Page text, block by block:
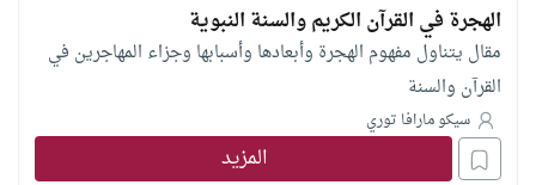
الهجرة في القرآن الكريم والسنة النبوية
مقال يتناول مفهوم الهجرة وأبعادها وأسبابها وجزاء المهاجرين في
القرآن والسنة
سيكو مارافا توري
المزيد